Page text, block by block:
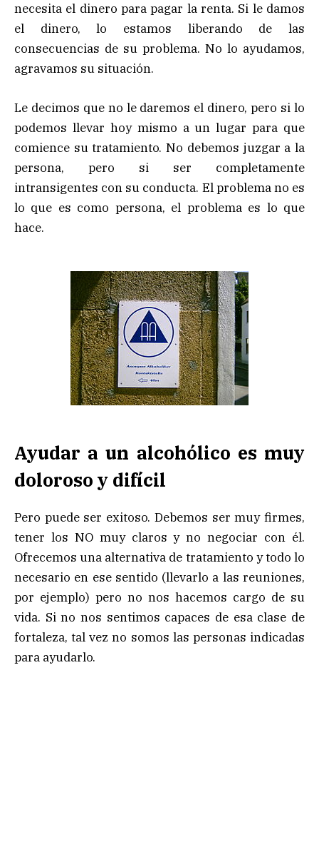
necesita el dinero para pagar la renta. Si le damos
el dinero, lo estamos liberando de las
consecuencias de su problema. No lo ayudamos,
agravamos su situación.
Le decimos que no le daremos el dinero, pero si lo
podemos llevar hoy mismo a un lugar para que
comience su tratamiento. No debemos juzgar a la
persona, pero si ser completamente
intransigentes con su conducta. El problema no es
lo que es como persona, el problema es lo que
hace.
Ayudar a un alcohólico es muy
doloroso y difícil
Pero puede ser exitoso. Debemos ser muy firmes,
tener los NO muy claros y no negociar con él.
Ofrecemos una alternativa de tratamiento y todo lo
necesario en ese sentido (llevarlo a las reuniones,
por ejemplo) pero no nos hacemos cargo de su
vida. Si no nos sentimos capaces de esa clase de
fortaleza, tal vez no somos las personas indicadas
para ayudarlo.